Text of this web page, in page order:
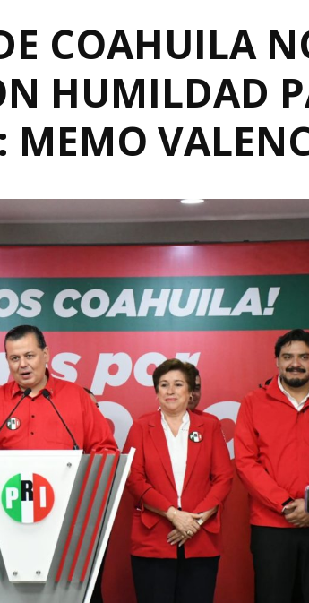
COAHUILA
HUMILDAD
MEMO